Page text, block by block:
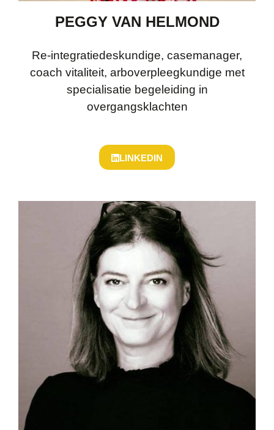
PEGGY VAN HELMOND
Re-integratiedeskundige, casemanager,
coach vitaliteit, arboverpleegkundige met
specialisatie begeleiding in
overgangsklachten
LINKEDIN